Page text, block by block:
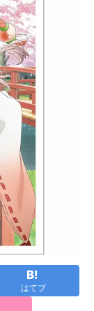
はてブ